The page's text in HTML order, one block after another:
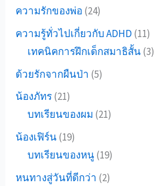
ความรักของพ่อ (24)
ความรู้ทั่วไปเกี่ยวกับ ADHD (11)
เทคนิคการฝึกเด็กสมาธิสั้น(3)
ด้วยรักจากผืนป่า (5)
น้องภัทร (21)
บทเรียนของผม (21)
น้องเฟิร์น(19)
บทเรียนของหนู(19)
หนทางสู่วันที่ดีกว่า (2)